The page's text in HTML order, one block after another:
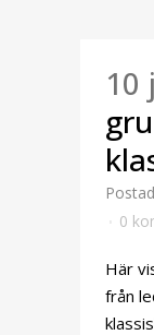
10
0
Här
från